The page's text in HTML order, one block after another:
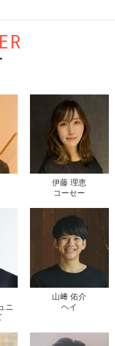
伊藤 理恵
コーセー
ニ
山﨑 佑介
ヘイ